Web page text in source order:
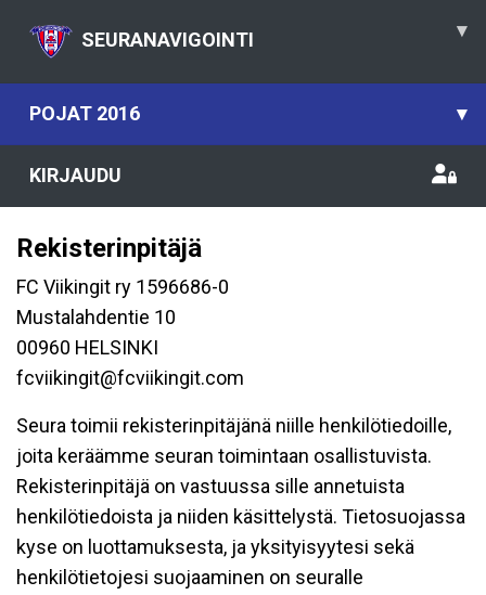
SEURANAVIGOINTI ▾
POJAT 2016 ▾
KIRJAUDU
Rekisterinpitäjä
FC Viikingit ry 1596686-0
Mustalahdentie 10
00960 HELSINKI
fcviikingit@fcviikingit.com
Seura toimii rekisterinpitäjänä niille henkilötiedoille,
joita keräämme seuran toimintaan osallistuvista.
Rekisterinpitäjä on vastuussa sille annetuista
henkilötiedoista ja niiden käsittelystä. Tietosuojassa
kyse on luottamuksesta, ja yksityisyytesi sekä
henkilötietojesi suojaaminen on seuralle